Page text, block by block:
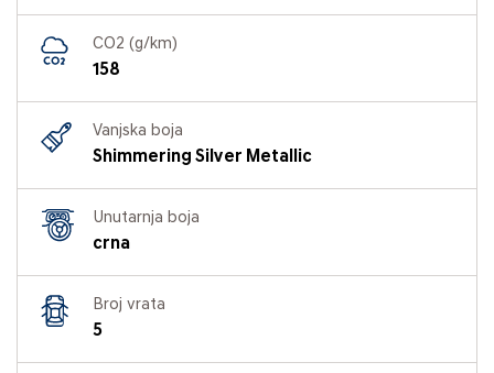
CO2 (g/km)
158
Vanjska boja
Shimmering Silver Metallic
Unutarnja boja
crna
Broj vrata
5